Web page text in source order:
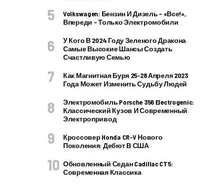
Volkswagen: Бензин И Дизель – «все!»,
Впереди – Только Электромобили
У Кого В 2024 Году Зеленого Дракона
Самые Высокие Шансы Создать
Счастливую Семью
Как Магнитная Буря 25-28 Апреля 2023
Года Может Изменить Судьбу Людей
Электромобиль Porsche 356 Electrogenic:
Классический Кузов И Современный
Электропривод
Кроссовер Honda CR-V Нового
Поколения: Дебют В США
Обновленный Седан Cadillac CT5:
Современная Классика